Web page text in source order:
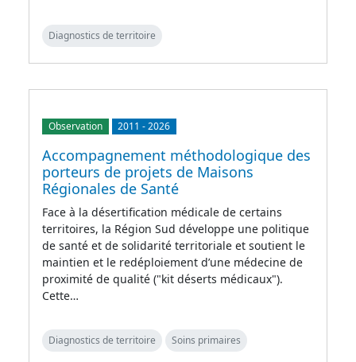
Diagnostics de territoire
Observation 2011 -2026
Accompagnement méthodologique des
porteurs de projets de Maisons
Régionales de Santé
Face à la désertification médicale de certains
territoires, la Région Sud développe une politique
de santé et de solidarité territoriale et soutient le
maintien et le redéploiement d’une médecine de
proximité de qualité ("kit déserts médicaux").
Cette…
Diagnostics de territoire Soins primaires